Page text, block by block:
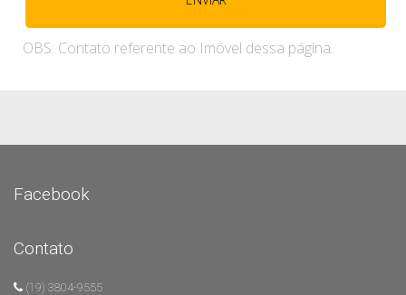
OBS: Contato referente ao Imóvel dessa página.
Facebook
Contato
(19) 3804-9555